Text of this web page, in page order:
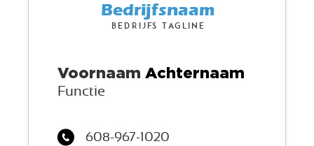
608-967-1020
Voornaam Achternaam
Functie
Bedrijfsnaam
Bedrijfs tagline